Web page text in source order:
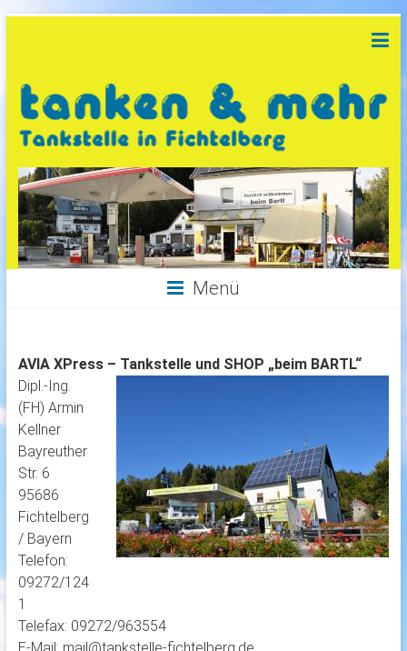
Menü
AVIA XPress – Tankstelle und SHOP „beim BARTL“
Dipl.-Ing.
(FH) Armin
Kellner
Bayreuther
Str. 6
95686
Fichtelberg
/ Bayern
Telefon:
09272/124
1
Telefax: 09272/963554